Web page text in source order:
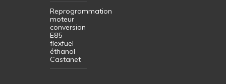
Reprogrammation
moteur
conversion
E85
flexfuel
éthanol
Castanet